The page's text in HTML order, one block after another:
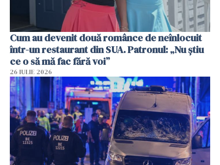
Cum au devenit două românce de neînlocuit
într-un restaurant din SUA. Patronul: „Nu știu
ce o să mă fac fără voi”
26 IULIE 2026